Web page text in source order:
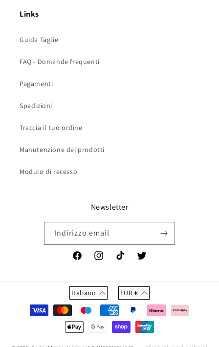
Links
Guida Taglie
FAQ - Domande frequenti
Pagamenti
Spedizioni
Traccia il tuo ordine
Manutenzione dei prodotti
Modulo di recesso
Newsletter
Indirizzo email
FacebookInstagramTikTok Twitter
Italiano EUR €
Metodi